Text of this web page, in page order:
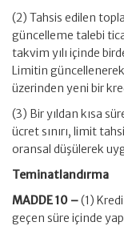
(2) Tahsis edilen
güncelleme talebi
takvim yılı içinde
Limitin güncellenerek
üzerinden yeni bir
(3) Bir yıldan kısa
ücret sınırı, limit
oransal düşülerek
Teminatlandırma
MADDE 10 –(1)
geçen süre içinde